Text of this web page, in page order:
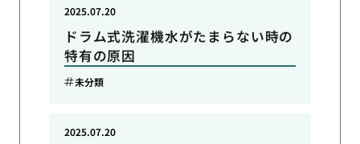
ドラム式洗濯機水がたまらない時の
特有の原因
2025.07.20
未分類
2025.07.20